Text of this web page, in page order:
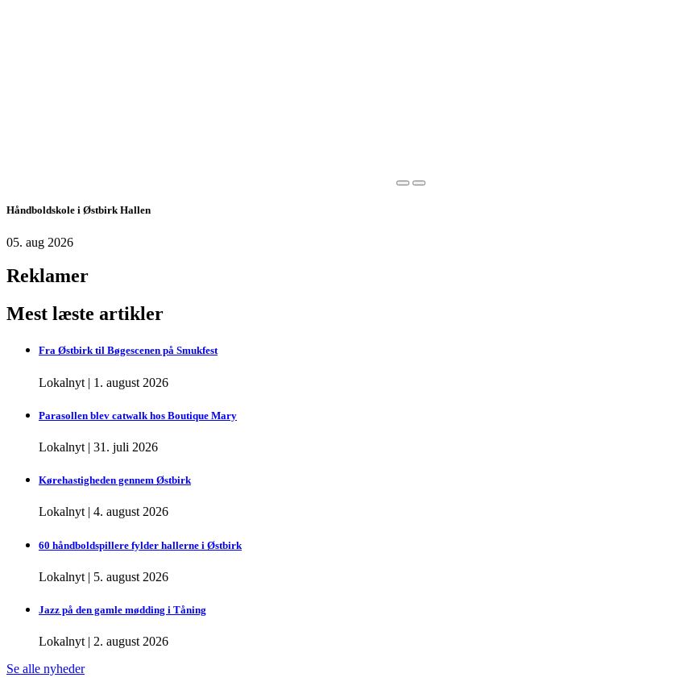
Håndboldskole i Østbirk Hallen
05. aug 2026
Reklamer
Mest læste artikler
Fra Østbirk til Bøgescenen på Smukfest
Lokalnyt | 1. august 2026
Parasollen blev catwalk hos Boutique Mary
Lokalnyt | 31. juli 2026
Kørehastigheden gennem Østbirk
Lokalnyt | 4. august 2026
60 håndboldspillere fylder hallerne i Østbirk
Lokalnyt | 5. august 2026
Jazz på den gamle mødding i Tåning
Lokalnyt | 2. august 2026
Se alle nyheder